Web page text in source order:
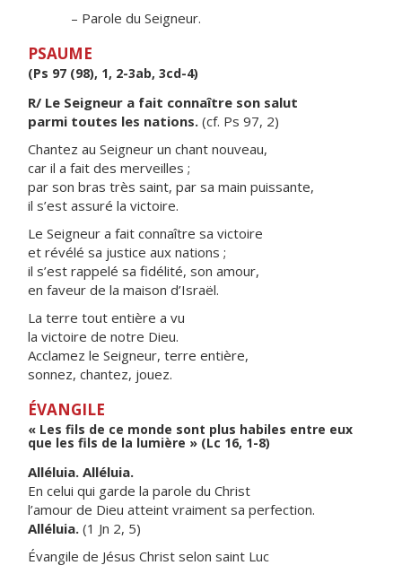
– Parole du Seigneur.
PSAUME
(Ps 97 (98), 1, 2-3ab, 3cd-4)
R/ Le Seigneur a fait connaître son salut
parmi toutes les nations. (cf. Ps 97, 2)
Chantez au Seigneur un chant nouveau,
car il a fait des merveilles ;
par son bras très saint, par sa main puissante,
il s’est assuré la victoire.
Le Seigneur a fait connaître sa victoire
et révélé sa justice aux nations ;
il s’est rappelé sa fidélité, son amour,
en faveur de la maison d’Israël.
La terre tout entière a vu
la victoire de notre Dieu.
Acclamez le Seigneur, terre entière,
sonnez, chantez, jouez.
ÉVANGILE
« Les fils de ce monde sont plus habiles entre eux
que les fils de la lumière » (Lc 16, 1-8)
Alléluia. Alléluia.
En celui qui garde la parole du Christ
l’amour de Dieu atteint vraiment sa perfection.
Alléluia. (1 Jn 2, 5)
Évangile de Jésus Christ selon saint Luc